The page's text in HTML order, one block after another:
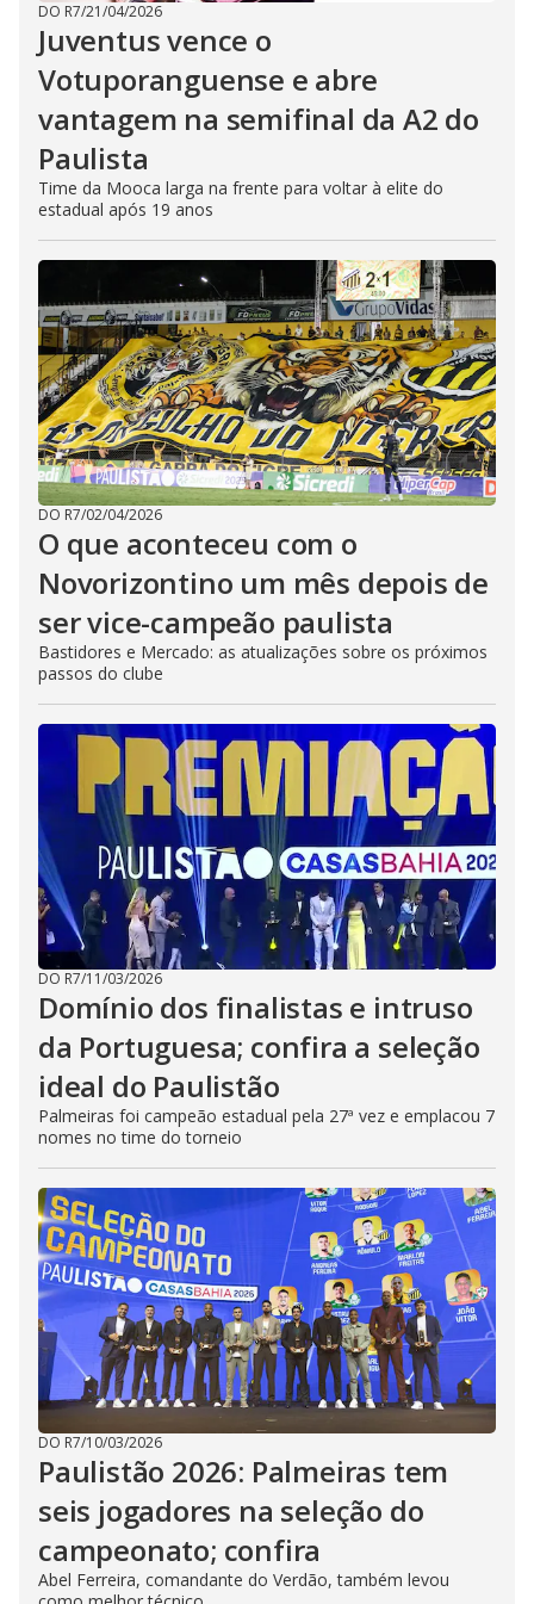
DO R7/21/04/2026
Juventus vence o
Votuporanguense e abre
vantagem na semifinal da A2 do
Paulista
Time da Mooca larga na frente para voltar à elite do
estadual após 19 anos
DO R7/02/04/2026
O que aconteceu com o
Novorizontino um mês depois de
ser vice-campeão paulista
Bastidores e Mercado: as atualizações sobre os próximos
passos do clube
DO R7/11/03/2026
Domínio dos finalistas e intruso
da Portuguesa; confira a seleção
ideal do Paulistão
Palmeiras foi campeão estadual pela 27ª vez e emplacou 7
nomes no time do torneio
DO R7/10/03/2026
Paulistão 2026: Palmeiras tem
seis jogadores na seleção do
campeonato; confira
Abel Ferreira, comandante do Verdão, também levou